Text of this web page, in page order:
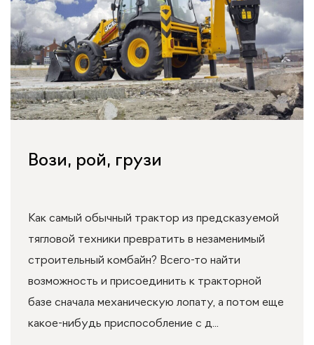
Вози, рой, грузи
Как самый обычный трактор из предсказуемой
тягловой техники превратить в незаменимый
строительный комбайн? Всего-то найти
возможность и присоединить к тракторной
базе сначала механическую лопату, а потом еще
какое-нибудь приспособление с д...